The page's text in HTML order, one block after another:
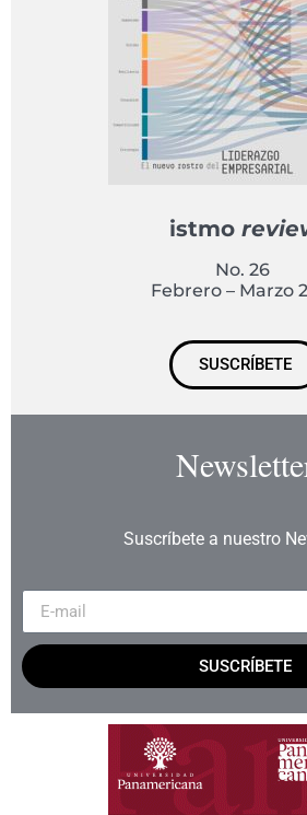
istmo
No. 26
Febrero – Marzo
SUSCRÍBETE
Suscríbete a nuestro
SUSCRÍBETE